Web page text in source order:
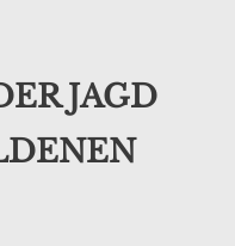
JAGD